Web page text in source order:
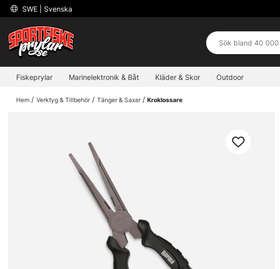
SWE | Svenska
Fiskeprylar Marinelektronik & Båt Kläder & Skor Outdoor
Hem Verktyg & Tillbehör Tänger & Saxar Kroklossare